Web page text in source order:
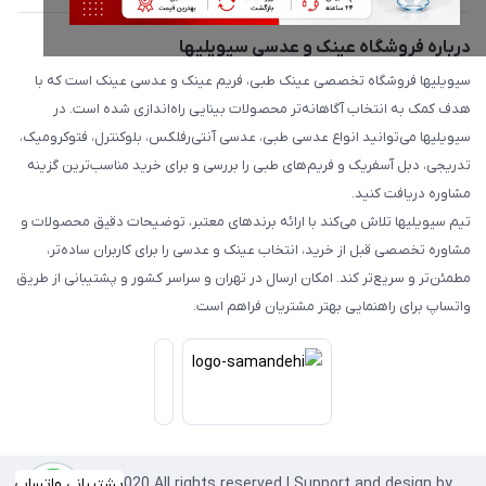
درباره فروشگاه عینک و عدسی سیویلیها
سیویلیها فروشگاه تخصصی عینک طبی، فریم عینک و عدسی عینک است که با
هدف کمک به انتخاب آگاهانه‌تر محصولات بینایی راه‌اندازی شده است. در
سیویلیها می‌توانید انواع عدسی طبی، عدسی آنتی‌رفلکس، بلوکنترل، فتوکرومیک،
تدریجی، دبل آسفریک و فریم‌های طبی را بررسی و برای خرید مناسب‌ترین گزینه
مشاوره دریافت کنید.
تیم سیویلیها تلاش می‌کند با ارائه برندهای معتبر، توضیحات دقیق محصولات و
مشاوره تخصصی قبل از خرید، انتخاب عینک و عدسی را برای کاربران ساده‌تر،
مطمئن‌تر و سریع‌تر کند. امکان ارسال در تهران و سراسر کشور و پشتیبانی از طریق
واتساپ برای راهنمایی بهتر مشتریان فراهم است.